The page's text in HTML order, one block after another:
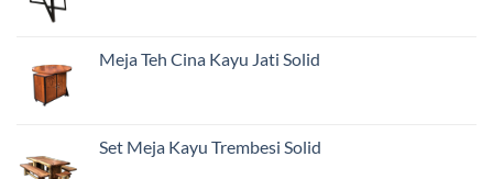
Meja Teh Cina Kayu Jati Solid
Set Meja Kayu Trembesi Solid